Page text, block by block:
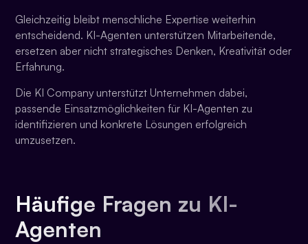
Gleichzeitig bleibt menschliche Expertise weiterhin
entscheidend. KI-Agenten unterstützen Mitarbeitende,
ersetzen aber nicht strategisches Denken, Kreativität oder
Erfahrung.
Die KI Company unterstützt Unternehmen dabei,
passende Einsatzmöglichkeiten für KI-Agenten zu
identifizieren und konkrete Lösungen erfolgreich
umzusetzen.
Häufige Fragen zu KI-
Agenten